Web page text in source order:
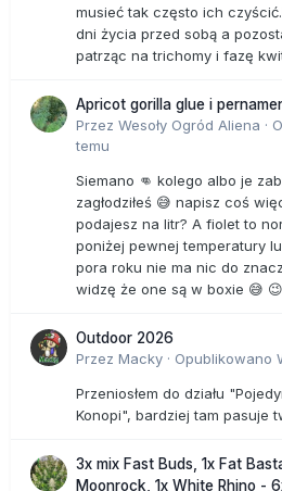
musieć tak często ich
dni życia przed sobą a
patrząc na trichomy i fazę
Apricot gorilla glue i
Przez Wesoły Ogród Aliena ·
temu
Siemano 👊 kolego albo je
zagłodziłeś 😅 napisz coś
podajesz na litr? A fiolet to
poniżej pewnej temperatury
pora roku nie ma nic do
widzę że one są w boxie 😅 😉
Outdoor 2026
Przez Macky · Opublikowano
Przeniosłem do działu
Konopi", bardziej tam pasuje
3x mix Fast Buds, 1x Fat
Moonrock, 1x White Rhino -